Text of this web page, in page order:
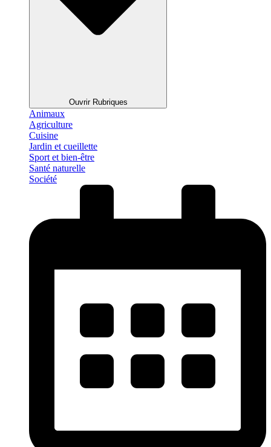
Ouvrir Rubriques
Animaux
Agriculture
Cuisine
Jardin et cueillette
Sport et bien-être
Santé naturelle
Société